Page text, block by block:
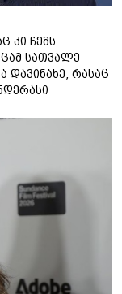
კი ჩემს
სათვალე
რასაც